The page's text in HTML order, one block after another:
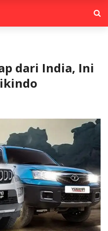
dari India, Ini